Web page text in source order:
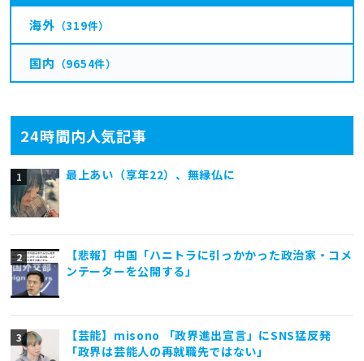
24時間内人気記事
最上あい（享年22）、無縁仏に
【悲報】中国「ハニトラに引っかかった政治家・コメ
ンテーターを公開する」
【芸能】misono 「政界進出宣言」にSNS猛反発
「政界は芸能人の再就職先ではない」
海外 （319件）
国内 （9654件）